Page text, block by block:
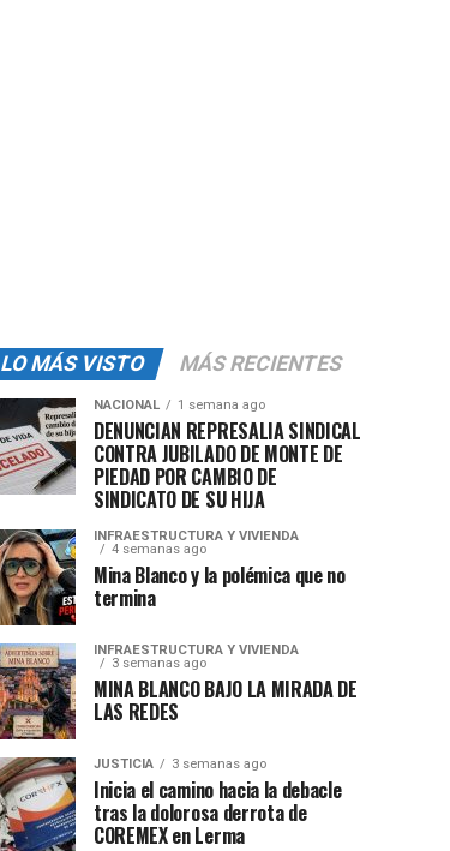
LO MÁS VISTO MÁS RECIENTES
NACIONAL 1 semana ago
DENUNCIAN REPRESALIA SINDICAL
CONTRA JUBILADO DE MONTE DE
PIEDAD POR CAMBIO DE
SINDICATO DE SU HIJA
INFRAESTRUCTURA Y VIVIENDA
4 semanas ago
Mina Blanco y la polémica que no
termina
INFRAESTRUCTURA Y VIVIENDA
3 semanas ago
MINA BLANCO BAJO LA MIRADA DE
LAS REDES
JUSTICIA 3 semanas ago
Inicia el camino hacia la debacle
tras la dolorosa derrota de
COREMEX en Lerma